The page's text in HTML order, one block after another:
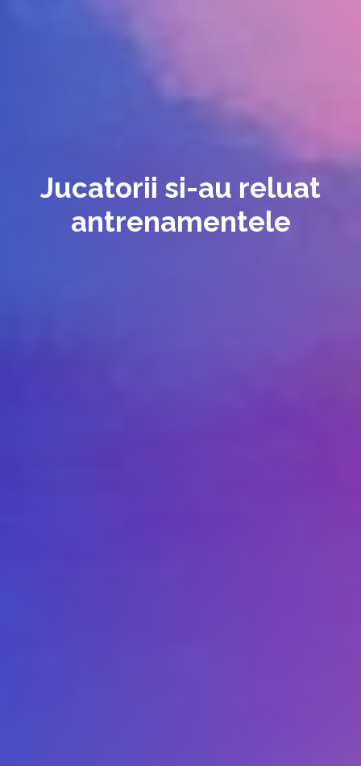
Jucatorii si-au reluat
antrenamentele